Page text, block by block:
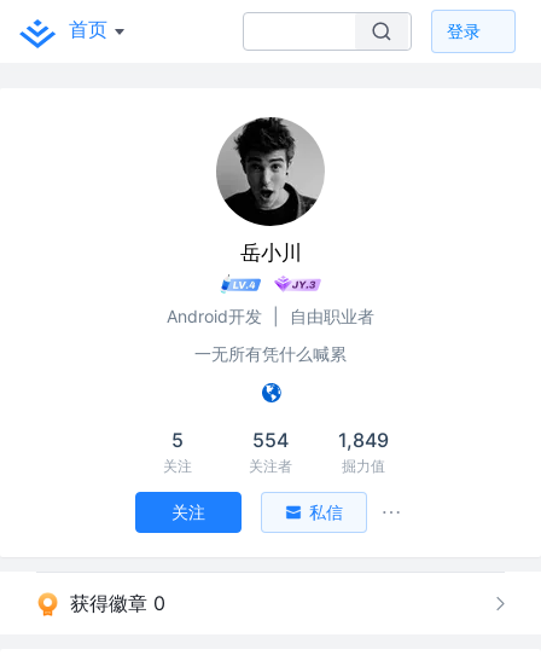
首页 登录
岳小川
Android开发
自由职业者
一无所有凭什么喊累
5
关注
554
关注者
1,849
掘力值
关注 私信
获得徽章 0